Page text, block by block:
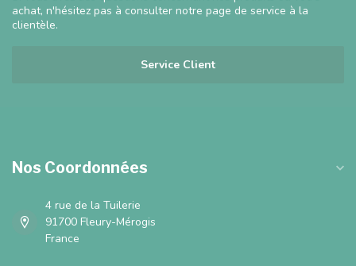
achat, n'hésitez pas à consulter notre page de service à la
clientèle.
Service Client
Nos Coordonnées
4 rue de la Tuilerie
91700 Fleury-Mérogis
France